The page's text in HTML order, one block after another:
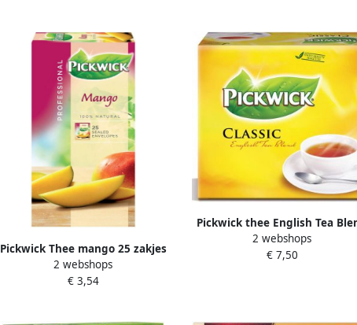
Pickwick Thee mango 25 zakjes
van 1.5gr
2 webshops
€ 3,54
Pickwick thee English Tea
pak van 100 stuks 2 g per
2 webshops
€ 7,50